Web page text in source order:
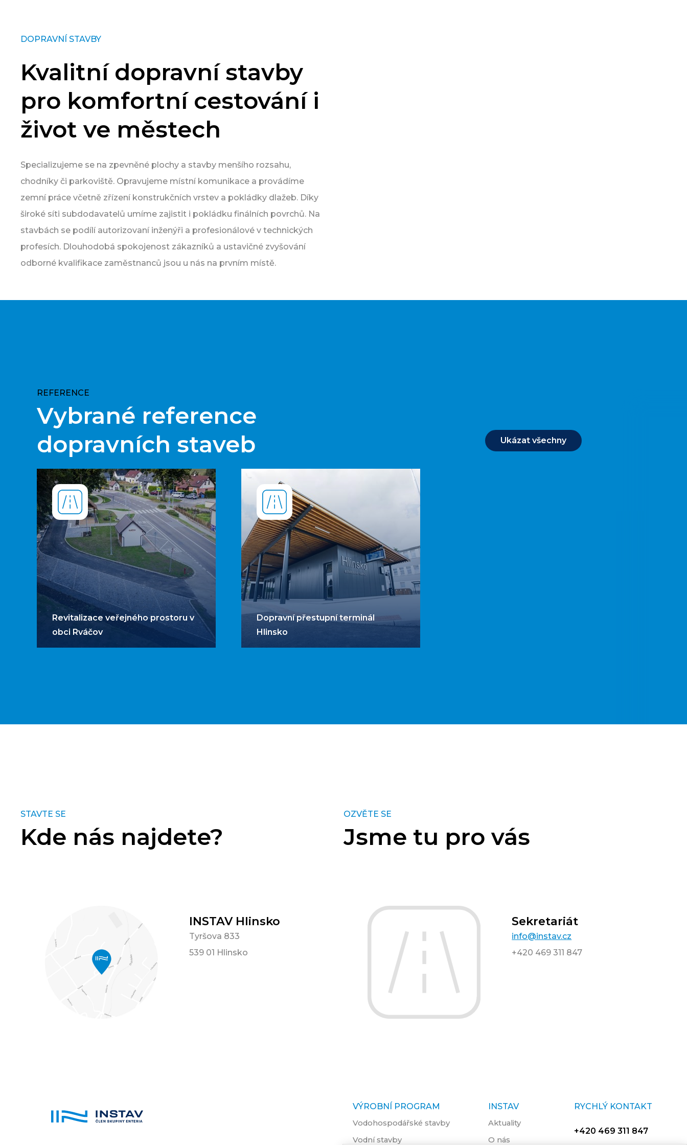
DOPRAVNÍ STAVBY
Kvalitní dopravní stavby
pro komfortní cestování i
život ve městech
Specializujeme se na zpevněné plochy a stavby menšího rozsahu,
chodníky či parkoviště. Opravujeme místní komunikace a provádíme
zemní práce včetně zřízení konstrukčních vrstev a pokládky dlažeb. Díky
široké síti subdodavatelů umíme zajistit i pokládku finálních povrchů. Na
stavbách se podílí autorizovaní inženýři a profesionálové v technických
profesích. Dlouhodobá spokojenost zákazníků a ustavičné zvyšování
odborné kvalifikace zaměstnanců jsou u nás na prvním místě.
REFERENCE
Vybrané reference
dopravních staveb
Revitalizace veřejného prostoru v
obci Rváčov
Dopravní přestupní terminál
Hlinsko
Ukázat všechny
STAVTE SE
Kde nás najdete?
INSTAV Hlinsko
Tyršova 833
539 01 Hlinsko
OZVĚTE SE
Jsme tu pro vás
Sekretariát
info@instav.cz
+420 469 311 847
VÝROBNÍ PROGRAM
Vodohospodářské stavby
Vodní stavby
INSTAV
Aktuality
O nás
RYCHLÝ KONTAKT
+420 469 311 847